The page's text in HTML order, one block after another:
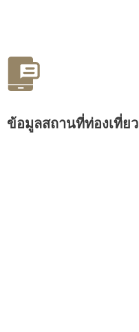
ข้อมูลสถานที่ท่องเที่ยว